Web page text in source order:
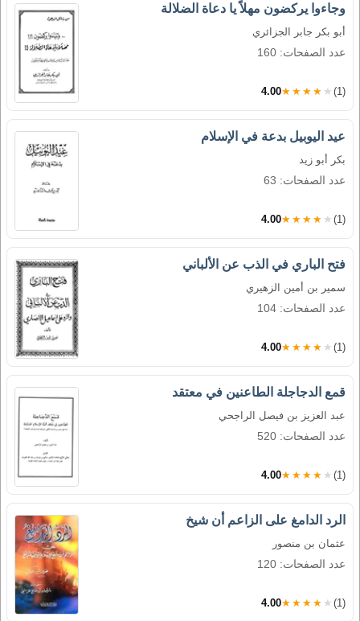
وجاءوا يركضون مهلاً يا دعاة الضلالة
أبو بكر جابر الجزائري
عدد الصفحات: 160
4.00★★★★★ (1)
عيد اليوبيل بدعة في الإسلام
بكر أبو زيد
عدد الصفحات: 63
4.00★★★★★ (1)
فتح الباري في الذب عن الألباني
سمير بن أمين الزهيري
عدد الصفحات: 104
4.00★★★★★ (1)
قمع الدجاجلة الطاعنين في معتقد
عبد العزيز بن فيصل الراجحي
عدد الصفحات: 520
4.00★★★★★ (1)
الرد الدامغ على الزاعم أن شيخ
عثمان بن منصور
عدد الصفحات: 120
4.00★★★★★ (1)